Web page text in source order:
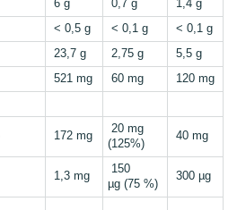
6 g 0,7 g
1,4 g
< 0,5 g < 0,1 g
< 0,1 g
23,7 g 2,75 g
5,5 g
521 mg 60 mg
120 mg
172 mg
20 mg
(125%)
40 mg
1,3 mg
150
µg (75 %)
300 µg